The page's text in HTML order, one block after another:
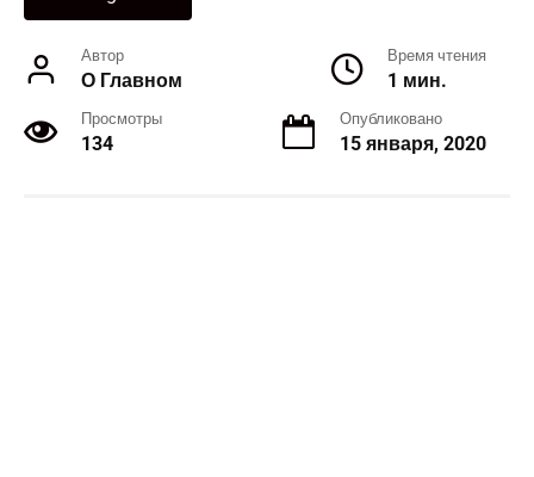
Автор
О Главном
Время чтения
1 мин.
Просмотры
134
Опубликовано
15 января, 2020